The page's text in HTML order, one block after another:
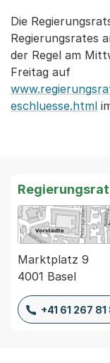
Die
Regierungsrates
der Regel am
Freitag auf
eschluesse.html
Regierungsrat
Marktplatz 9
4001 Basel
+41 61 267 81